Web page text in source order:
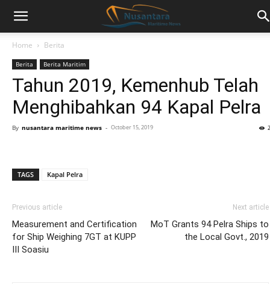
Home Berita
Berita Berita Maritim
Tahun 2019, Kemenhub Telah
Menghibahkan 94 Kapal Pelra
By nusantara maritime news - October 15, 2019
TAGS Kapal Pelra
Previous article
Measurement and Certification
for Ship Weighing 7GT at KUPP
III Soasiu
Next article
MoT Grants 94 Pelra Ships to
the Local Govt., 2019